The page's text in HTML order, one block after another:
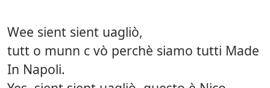
Wee sient sient uagliò,
tutt o munn c vò perchè siamo tutti Made
In Napoli.